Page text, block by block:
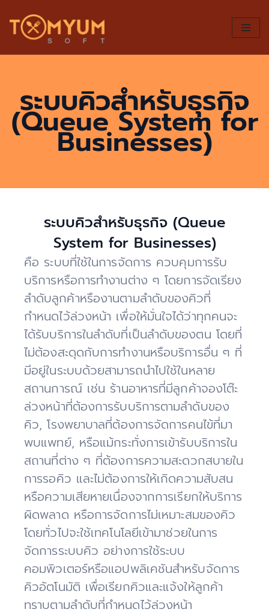
Skip
ระบบคิวสำหรับธุรกิจ
(Queue System for
Businesses)
ระบบคิวสำหรับธุรกิจ (Queue
System for Businesses)
คือ ระบบที่ใช้ในการจัดการ ควบคุมการรับ
บริการหรือการทำงานต่าง ๆ โดยการจัดเรียง
ลำดับลูกค้าหรืองานตามลำดับของคิวที่
กำหนดไว้ล่วงหน้า เพื่อให้มั่นใจได้ว่าทุกคนจะ
ได้รับบริการในลำดับที่เป็นลำดับของตน โดยที่
ไม่ต้องสะดุดกับการทำงานหรือบริการอื่น ๆ ที่
มีอยู่ในระบบด้วยสามารถนำไปใช้ในหลาย
สถานการณ์ เช่น ร้านอาหารที่มีลูกค้าจองโต๊ะ
ล่วงหน้าที่ต้องการรับบริการตามลำดับของ
คิว, โรงพยาบาลที่ต้องการจัดการคนไข้ที่มา
พบแพทย์, หรือแม้กระทั่งการเข้ารับบริการใน
สถานที่ต่าง ๆ ที่ต้องการความสะดวกสบายใน
การรอคิว และไม่ต้องการให้เกิดความสับสน
หรือความเสียหายเนื่องจากการเรียกให้บริการ
ผิดพลาด หรือการจัดการไม่เหมาะสมของคิว
โดยทั่วไปจะใช้เทคโนโลยีเข้ามาช่วยในการ
จัดการระบบคิว อย่างการใช้ระบบ
คอมพิวเตอร์หรือแอปพลิเคชันสำหรับจัดการ
คิวอัตโนมัติ เพื่อเรียกคิวและแจ้งให้ลูกค้า
ทราบตามลำดับที่กำหนดไว้ล่วงหน้า